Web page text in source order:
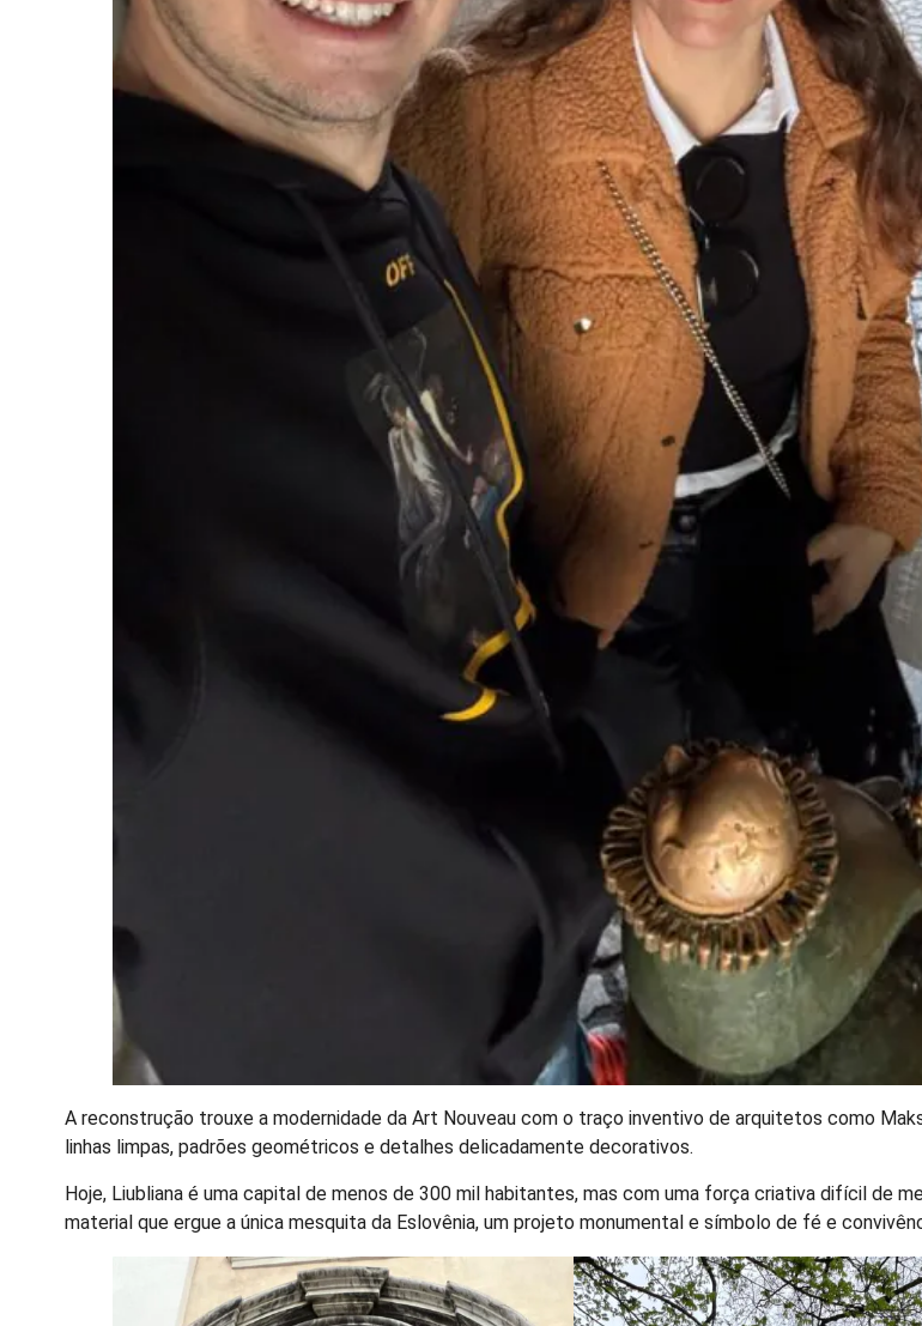
A reconstrução trouxe a modernidade da Art Nouveau com o traço inventivo de arquitetos como
linhas limpas, padrões geométricos e detalhes delicadamente decorativos.
Hoje, Liubliana é uma capital de menos de 300 mil habitantes, mas com uma força criativa difícil de
material que ergue a única mesquita da Eslovênia, um projeto monumental e símbolo de fé e